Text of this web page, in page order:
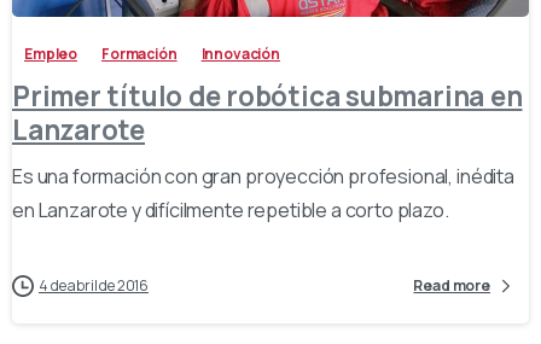
Empleo Formación Innovación
Primer título de robótica submarina en
Lanzarote
Es una formación con gran proyección profesional, inédita
en Lanzarote y difícilmente repetible a corto plazo.
4 de abril de 2016 Read more